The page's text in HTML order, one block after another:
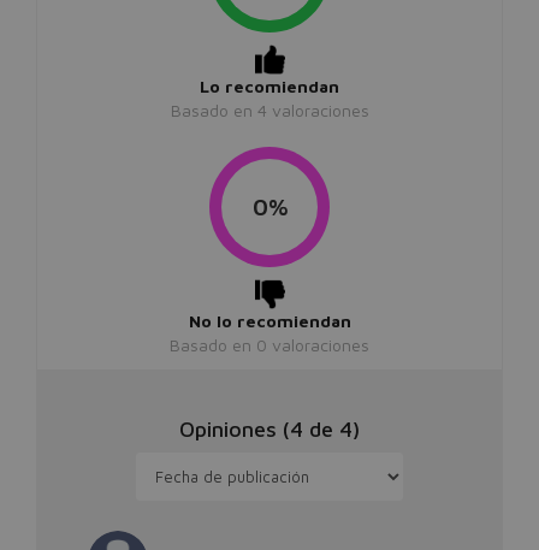
Lo recomiendan
Basado en 4 valoraciones
0%
No lo recomiendan
Basado en 0 valoraciones
Opiniones (4 de 4)